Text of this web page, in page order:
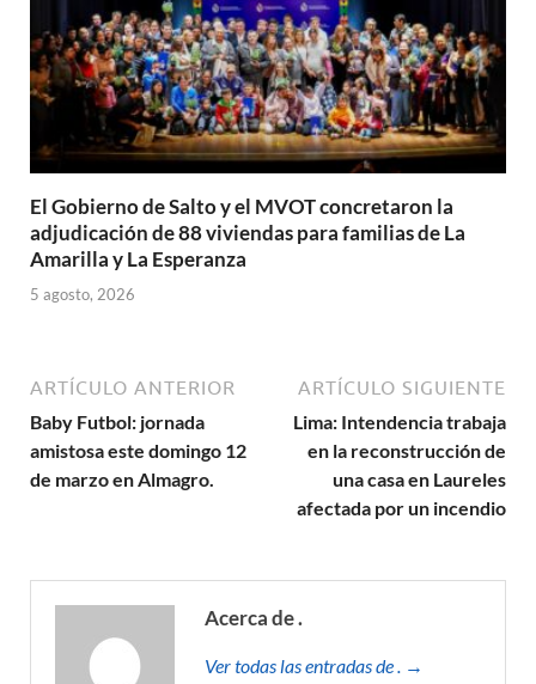
El Gobierno de Salto y el MVOT concretaron la
adjudicación de 88 viviendas para familias de La
Amarilla y La Esperanza
5 agosto, 2026
ARTÍCULO ANTERIOR
Baby Futbol: jornada
amistosa este domingo 12
de marzo en Almagro.
ARTÍCULO SIGUIENTE
Lima: Intendencia trabaja
en la reconstrucción de
una casa en Laureles
afectada por un incendio
Acerca de .
Ver todas las entradas de . →